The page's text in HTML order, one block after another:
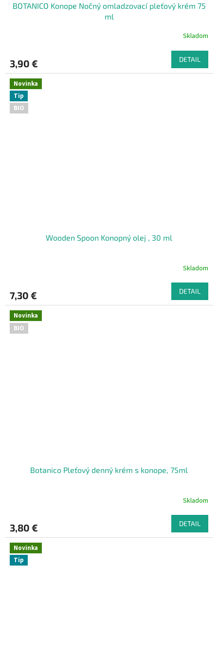
BOTANICO Konope Nočný omladzovací pleťový krém 75
ml
Skladom
3,90 € DETAIL
Novinka
Tip
BIO
Wooden Spoon Konopný olej , 30 ml
Skladom
7,30 € DETAIL
Novinka
BIO
Botanico Pleťový denný krém s konope, 75ml
Skladom
3,80 € DETAIL
Novinka
Tip